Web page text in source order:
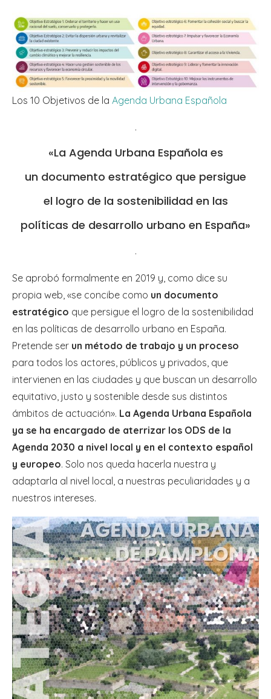
Los 10 Objetivos de la Agenda Urbana Española
.
«La Agenda Urbana Española es
un documento estratégico que persigue
el logro de la sostenibilidad en las
políticas de desarrollo urbano en España»
.
Se aprobó formalmente en 2019 y, como dice su
propia web, «se concibe como un documento
estratégico que persigue el logro de la sostenibilidad
en las políticas de desarrollo urbano en España.
Pretende ser un método de trabajo y un proceso
para todos los actores, públicos y privados, que
intervienen en las ciudades y que buscan un desarrollo
equitativo, justo y sostenible desde sus distintos
ámbitos de actuación». La Agenda Urbana Española
ya se ha encargado de aterrizar los ODS de la
Agenda 2030 a nivel local y en el contexto español
y europeo. Solo nos queda hacerla nuestra y
adaptarla al nivel local, a nuestras peculiaridades y a
nuestros intereses.